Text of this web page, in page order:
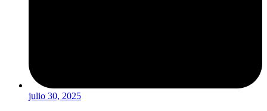
julio 30, 2025